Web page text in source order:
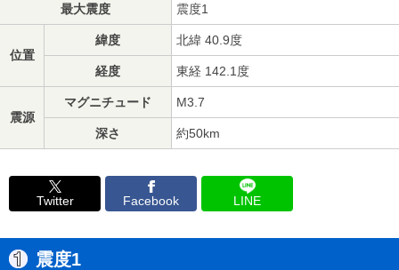
最大震度 震度1
位置
緯度 北緯 40.9度
経度 東経 142.1度
震源
マグニチュード M3.7
深さ 約50km
Twitter Facebook LINE
震度1